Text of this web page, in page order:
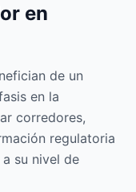
en
de un
en la
corredores,
regulatoria
su nivel de